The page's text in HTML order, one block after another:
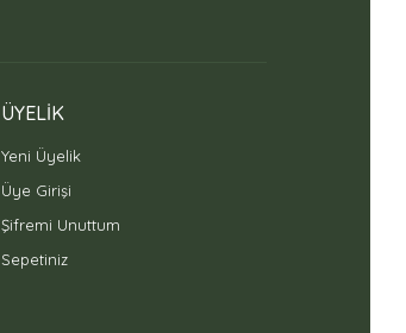
ÜYELİK
Yeni Üyelik
Üye Girişi
Şifremi Unuttum
Sepetiniz